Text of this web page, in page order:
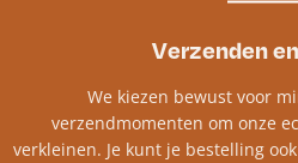
Verzenden
We kiezen bewust voor
verzendmomenten om onze
verkleinen. Je kunt je bestelling